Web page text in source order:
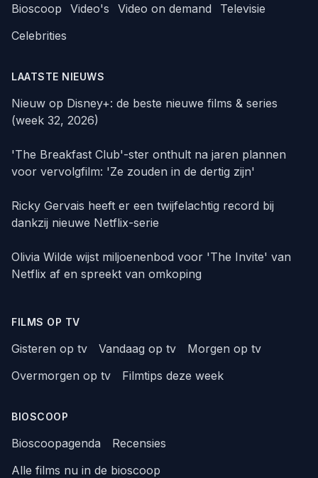
Bioscoop
Video's Video on demand
Televisie
Celebrities
LAATSTE NIEUWS
Nieuw op Disney+: de beste nieuwe films & series
(week 32, 2026)
'The Breakfast Club'-ster onthult na jaren plannen
voor vervolgfilm: 'Ze zouden in de dertig zijn'
Ricky Gervais heeft er een twijfelachtig record bij
dankzij nieuwe Netflix-serie
Olivia Wilde wijst miljoenenbod voor 'The Invite' van
Netflix af en spreekt van omkoping
FILMS OP TV
Gisteren op tv Vandaag op tv
Morgen op tv
Overmorgen op tv
Filmtips deze week
BIOSCOOP
Bioscoopagenda
Recensies
Alle films nu in de bioscoop